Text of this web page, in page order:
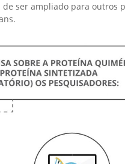
ser ampliado para outros